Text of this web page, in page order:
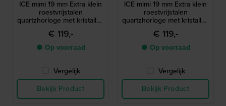
ICE mimi 19 mm Extra klein
roestvrijstalen
quartzhorloge met kristallen
indexen
€ 119,-
● Op voorraad
Vergelijk
Bekijk Product
ICE mimi 19 mm Extra klein
roestvrijstalen
quartzhorloge met kristallen
indexen
€ 119,-
● Op voorraad
Vergelijk
Bekijk Product